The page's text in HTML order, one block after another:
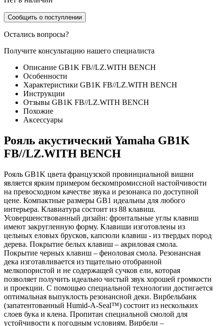
Сообщить о поступлении
Остались вопросы?
Получите консультацию нашего специалиста
Описание GB1K FB//LZ.WITH BENCH
Особенности
Характеристики GB1K FB//LZ.WITH BENCH
Инструкции
Отзывы GB1K FB//LZ.WITH BENCH
Похожие
Аксессуары
Рояль акустический Yamaha GB1K
FB//LZ.WITH BENCH
Рояль GB1K цвета французской провинциальной вишни
является ярким примером бескомпромиссной настойчивости
на превосходном качестве звука и резонанса по доступной
цене. Компактные размеры GB1 идеальны для любого
интерьера. Клавиатура состоит из 88 клавиш.
Усовершенствованный дизайн: фронтальные углы клавиш
имеют закругленную форму. Клавиши изготовлены из
цельных еловых брусков, капсюли клавиш - из твердых пород
дерева. Покрытие белых клавиш – акриловая смола.
Покрытие черных клавиш – феноловая смола. Резонансная
дека изготавливается из тщательно отобранной
мелкопористой и не содержащей сучков ели, которая
позволяет получить идеально чистый звук хорошей громкости
и проекции. С помощью специальной технологии достигается
оптимальная выпуклость резонансной деки. Вирбельбанк
(запатентованный Humid-A-Seal™) состоит из нескольких
слоев бука и клена. Пропитан специальной смолой для
устойчивости к погодным условиям. Вирбели –